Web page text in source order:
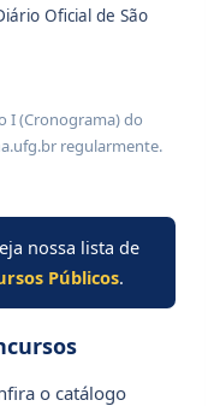
Oficial de São
I (Cronograma) do
regularmente.
nossa lista de
Públicos.
o catálogo